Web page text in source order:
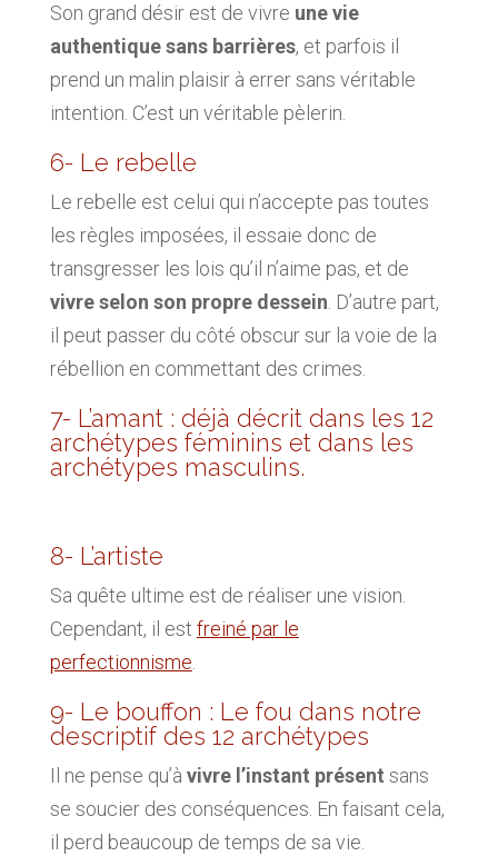
Son grand désir est de vivre une vie
authentique sans barrières, et parfois il
prend un malin plaisir à errer sans véritable
intention. C’est un véritable pèlerin.
6- Le rebelle
Le rebelle est celui qui n’accepte pas toutes
les règles imposées, il essaie donc de
transgresser les lois qu’il n’aime pas, et de
vivre selon son propre dessein. D’autre part,
il peut passer du côté obscur sur la voie de la
rébellion en commettant des crimes.
7- L’amant : déjà décrit dans les 12
archétypes féminins et dans les
archétypes masculins.
8- L’artiste
Sa quête ultime est de réaliser une vision.
Cependant, il est freiné par le
perfectionnisme.
9- Le bouffon : Le fou dans notre
descriptif des 12 archétypes
Il ne pense qu’à vivre l’instant présent sans
se soucier des conséquences. En faisant cela,
il perd beaucoup de temps de sa vie.